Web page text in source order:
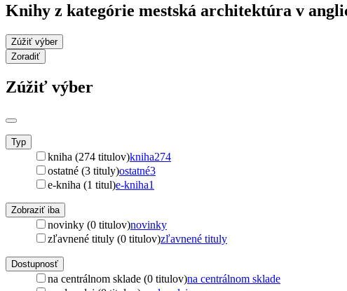
Knihy z kategórie mestská architektúra v
Zúžiť výber
Zoradiť
Zúžiť výber
Typ
kniha (274 titulov)kniha274
ostatné (3 tituly)ostatné3
e-kniha (1 titul)e-kniha1
Zobraziť iba
novinky (0 titulov)novinky
zľavnené tituly (0 titulov)zľavnené tituly
Dostupnosť
na centrálnom sklade (0 titulov)na centrálnom sklade